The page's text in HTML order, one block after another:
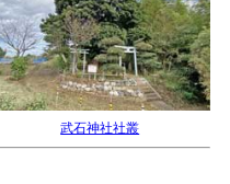
武石神社社叢